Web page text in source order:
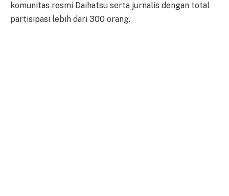
komunitas resmi Daihatsu serta jurnalis dengan total
partisipasi lebih dari 300 orang.